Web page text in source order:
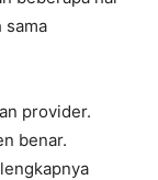
sama
provider.
benar.